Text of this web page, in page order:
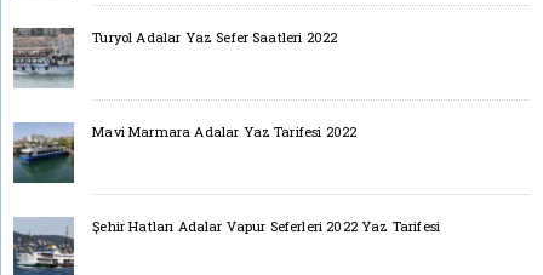
Turyol Adalar Yaz Sefer Saatleri 2022
Mavi Marmara Adalar Yaz Tarifesi 2022
Şehir Hatları Adalar Vapur Seferleri 2022 Yaz Tarifesi